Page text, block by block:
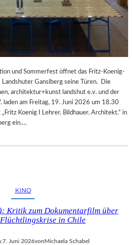
und Sommerfest öffnet das Fritz-Koenig-
Ganslberg seine Türen. Die
architektur+kunst landshut e.v. und der
laden am Freitag, 19. Juni 2026 um 18.30
Koenig Ι Lehrer. Bildhauer. Architekt.“ in
ein.…
KINO
Kritik zum Dokumentarfilm über
Flüchtlingskrise in Chile
7. Juni 2026vonMichaela Schabel